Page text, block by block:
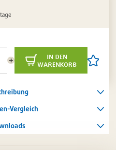
Menge
in den
warenkorb
Artikel
setzen
Vergleich